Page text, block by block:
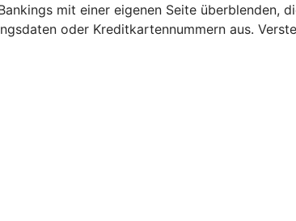
mit einer eigenen Seite überblenden,
oder Kreditkartennummern aus.